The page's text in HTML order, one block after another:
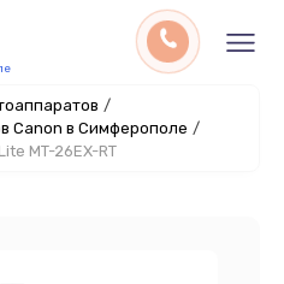
/
Canon в Симферополе /
MT-26EX-RT